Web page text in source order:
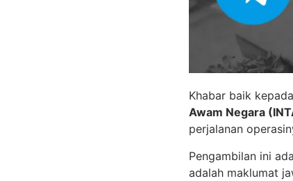
Khabar baik
Awam Negara
perjalanan
Pengambilan ini
adalah maklumat